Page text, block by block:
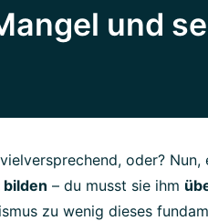
und
oder? Nun,
– du musst sie ihm
zu wenig dieses